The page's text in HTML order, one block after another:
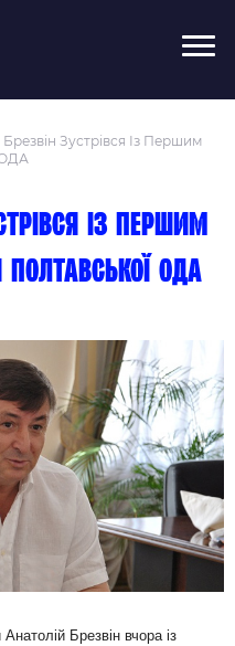
Зустрівся Із Першим
ОДА
із першим
ОДА
Брезвін вчора із